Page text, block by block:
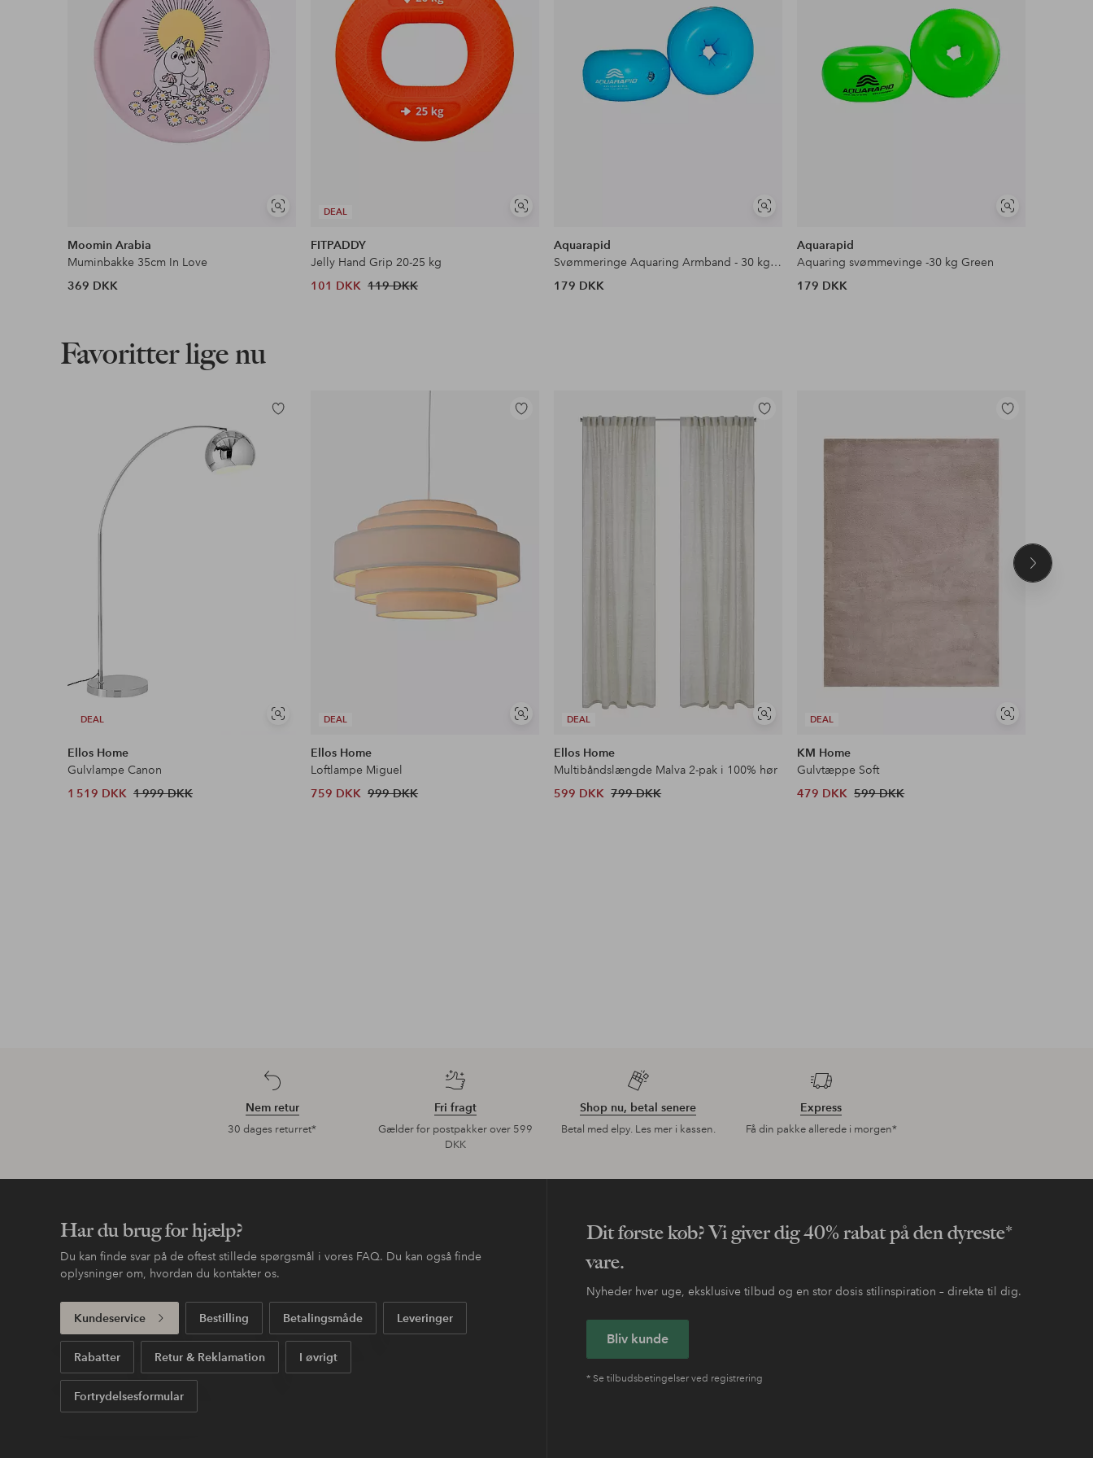
Se
Moomin Arabia
Muminbakke 35cm In Love
369 DKK
DEAL
Se
FITPADDY
Jelly Hand Grip 20-25 kg
101 DKK 119 DKK
Se
Aquarapid
Svømmeringe Aquaring Armband - 30 kg Crystal Blue
179 DKK
Se
Aquarapid
Aquaring svømmevinge -30 kg Green
179 DKK
Favoritter lige nu
DEAL
Se
Tilføj
Ellos Home
Gulvlampe Canon
1 519 DKK 1 999 DKK
DEAL
Se
Tilføj
Ellos Home
Loftlampe Miguel
759 DKK 999 DKK
DEAL
Se
Tilføj
Ellos Home
Multibåndslængde Malva 2-pak i 100% hør
599 DKK 799 DKK
DEAL
Se
Tilføj
KM Home
Gulvtæppe Soft
479 DKK 599 DKK
Næste
Nem retur
30 dages returret*
Fri fragt
Gælder for postpakker over 599
DKK
Shop nu, betal senere
Betal med elpy. Les mer i kassen.
Express
Få din pakke allerede i morgen*
Har du brug for hjælp?
Du kan finde svar på de oftest stillede spørgsmål i vores FAQ. Du kan også finde
oplysninger om, hvordan du kontakter os.
Kundeservice Bestilling Betalingsmåde Leveringer
Rabatter Retur & Reklamation I øvrigt
Fortrydelsesformular
Dit første køb? Vi giver dig 40% rabat på den dyreste*
vare.
Nyheder hver uge, eksklusive tilbud og en stor dosis stilinspiration – direkte til dig.
Bliv kunde
* Se tilbudsbetingelser ved registrering